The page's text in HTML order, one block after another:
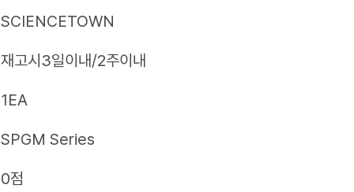
SCIENCETOWN
재고시3일이내/2주이내
1EA
SPGM Series
0점